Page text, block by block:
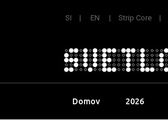
SI EN Strip Core
Domov 2026